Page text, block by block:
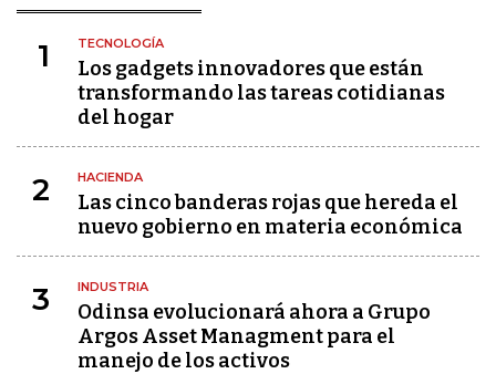
1 TECNOLOGÍA
Los gadgets innovadores que están
transformando las tareas cotidianas
del hogar
2 HACIENDA
Las cinco banderas rojas que hereda el
nuevo gobierno en materia económica
3 INDUSTRIA
Odinsa evolucionará ahora a Grupo
Argos Asset Managment para el
manejo de los activos